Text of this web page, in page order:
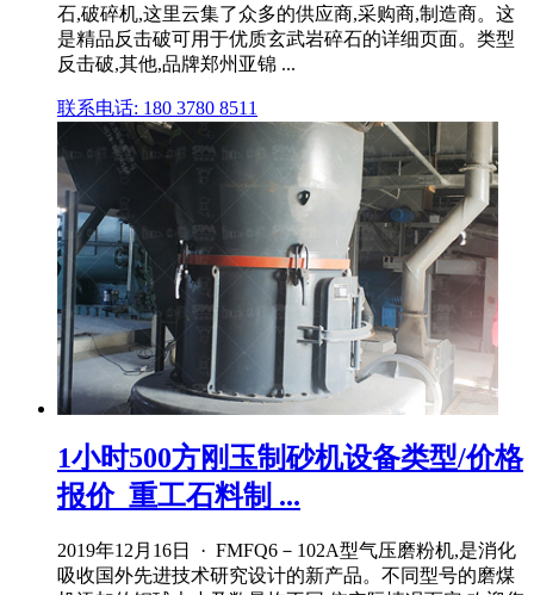
石,破碎机,这里云集了众多的供应商,采购商,制造商。这
是精品反击破可用于优质玄武岩碎石的详细页面。类型
反击破,其他,品牌郑州亚锦 ...
联系电话: 180 3780 8511
1小时500方刚玉制砂机设备类型/价格
报价_重工石料制 ...
2019年12月16日 · FMFQ6－102A型气压磨粉机,是消化
吸收国外先进技术研究设计的新产品。不同型号的磨煤